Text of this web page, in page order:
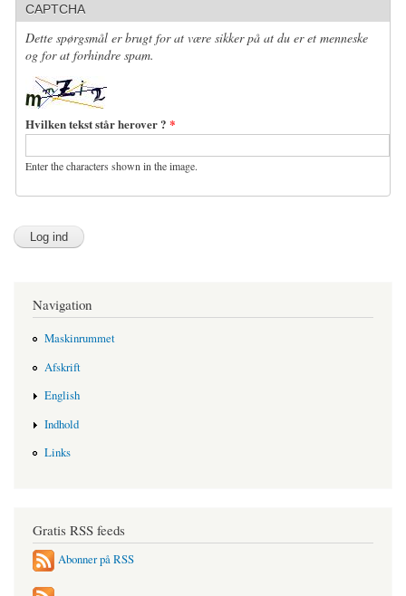
CAPTCHA
Dette spørgsmål er brugt for at være sikker på at du er et menneske
og for at forhindre spam.
Hvilken tekst står herover ? *
Enter the characters shown in the image.
Navigation
Maskinrummet
Afskrift
English
Indhold
Links
Gratis RSS feeds
Abonner på RSS